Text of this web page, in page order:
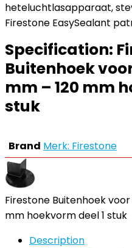
heteluchtlasapparaat,
Firestone EasySealant
Specification:
Buitenhoek
mm – 120 mm
stuk
Brand Merk: Firestone
Firestone Buitenhoek voor
mm hoekvorm deel 1 stuk
Description